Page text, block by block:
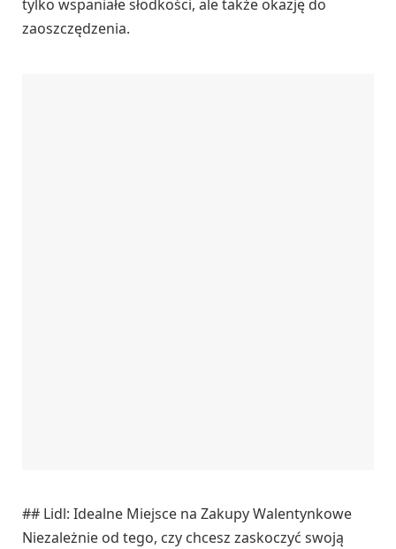
tylko wspaniałe słodkości, ale także okazję do
zaoszczędzenia.
## Lidl: Idealne Miejsce na Zakupy Walentynkowe
Niezależnie od tego, czy chcesz zaskoczyć swoją